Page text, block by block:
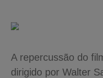
A repercussão do
dirigido por Walter